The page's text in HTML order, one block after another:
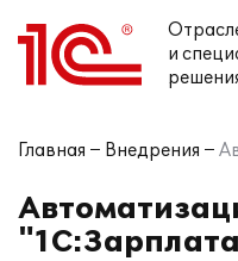
и
Главная Внедрения